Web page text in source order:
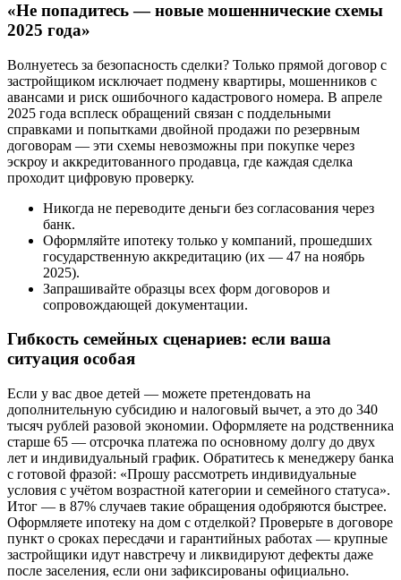
«Не попадитесь — новые мошеннические схемы
2025 года»
Волнуетесь за безопасность сделки? Только прямой договор с
застройщиком исключает подмену квартиры, мошенников с
авансами и риск ошибочного кадастрового номера. В апреле
2025 года всплеск обращений связан с поддельными
справками и попытками двойной продажи по резервным
договорам — эти схемы невозможны при покупке через
эскроу и аккредитованного продавца, где каждая сделка
проходит цифровую проверку.
Никогда не переводите деньги без согласования через
банк.
Оформляйте ипотеку только у компаний, прошедших
государственную аккредитацию (их — 47 на ноябрь
2025).
Запрашивайте образцы всех форм договоров и
сопровождающей документации.
Гибкость семейных сценариев: если ваша
ситуация особая
Если у вас двое детей — можете претендовать на
дополнительную субсидию и налоговый вычет, а это до 340
тысяч рублей разовой экономии. Оформляете на родственника
старше 65 — отсрочка платежа по основному долгу до двух
лет и индивидуальный график. Обратитесь к менеджеру банка
с готовой фразой: «Прошу рассмотреть индивидуальные
условия с учётом возрастной категории и семейного статуса».
Итог — в 87% случаев такие обращения одобряются быстрее.
Оформляете ипотеку на дом с отделкой? Проверьте в договоре
пункт о сроках пересдачи и гарантийных работах — крупные
застройщики идут навстречу и ликвидируют дефекты даже
после заселения, если они зафиксированы официально.